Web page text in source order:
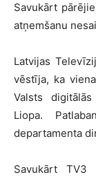
Savukārt
atņemšanu
Latvijas
vēstīja, ka
Valsts
Liopa.
departamenta
Savukārt TV3